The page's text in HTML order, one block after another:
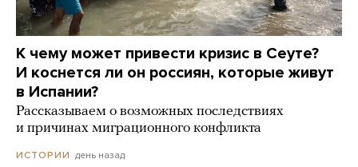
К чему может привести кризис в Сеуте?
И коснется ли он россиян, которые живут
в Испании?
Рассказываем о возможных последствиях
и причинах миграционного конфликта
ИСТОРИИ день назад